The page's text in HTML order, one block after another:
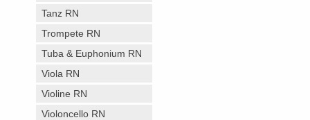
Tanz RN
Trompete RN
Tuba & Euphonium RN
Viola RN
Violine RN
Violoncello RN